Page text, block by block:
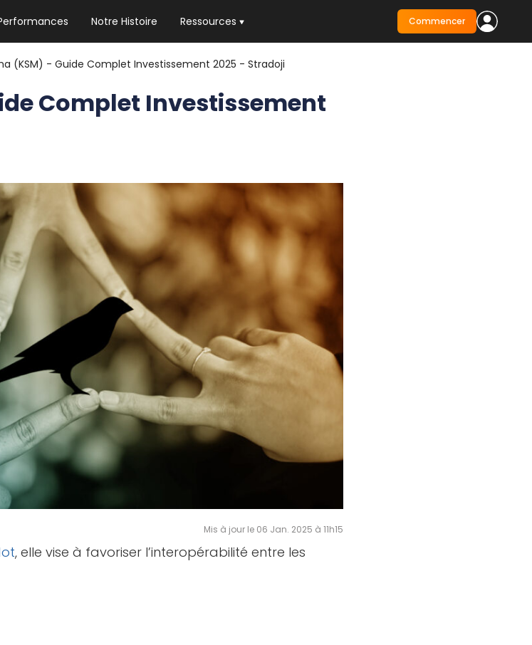
Notre Histoire Ressources
HEBDO
news crypto dont vous avez besoin
Commencer
(KSM) - Guide Complet Investissement 2025 - Stradoji
Complet Investissement
Mis à jour le 06 Jan. 2025 à 11h15
, elle vise à favoriser l’interopérabilité entre les